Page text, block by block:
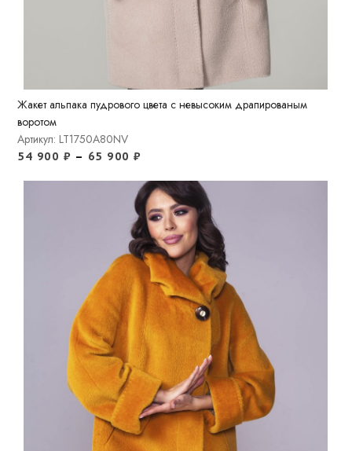
Жакет альпака пудрового цвета с невысоким драпированым
воротом
Артикул: LT1750A80NV
54 900 ₽ – 65 900₽